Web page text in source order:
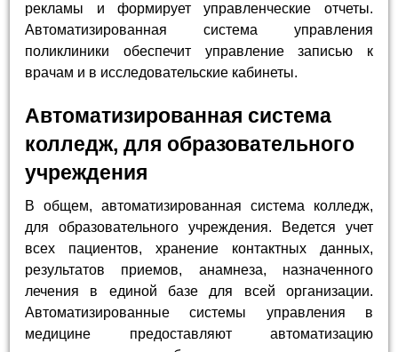
рекламы и формирует управленческие отчеты.
Автоматизированная система управления
поликлиники обеспечит управление записью к
врачам и в исследовательские кабинеты.
Автоматизированная система
колледж, для образовательного
учреждения
В общем, автоматизированная система колледж,
для образовательного учреждения. Ведется учет
всех пациентов, хранение контактных данных,
результатов приемов, анамнеза, назначенного
лечения в единой базе для всей организации.
Автоматизированные системы управления в
медицине предоставляют автоматизацию